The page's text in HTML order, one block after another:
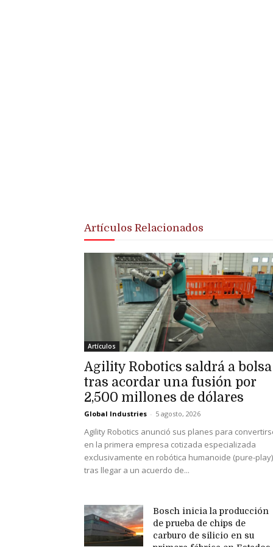
Artículos Relacionados
Artículos
Agility Robotics saldrá a bolsa
tras acordar una fusión por
2,500 millones de dólares
Global Industries - 5 agosto, 2026
Agility Robotics anunció sus planes para
en la primera empresa cotizada especializada
exclusivamente en robótica humanoide (pure-
tras llegar a un acuerdo de...
Bosch inicia la producción
de prueba de chips de
carburo de silicio en su